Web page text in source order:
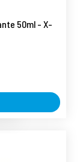
50ml - X-